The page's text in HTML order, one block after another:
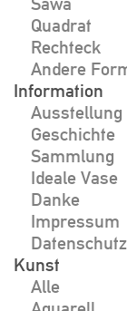
Quadrat
Rechteck
Andere
Information
Ausstellung
Geschichte
Sammlung
Ideale Vase
Danke
Impressum
Kunst
Alle